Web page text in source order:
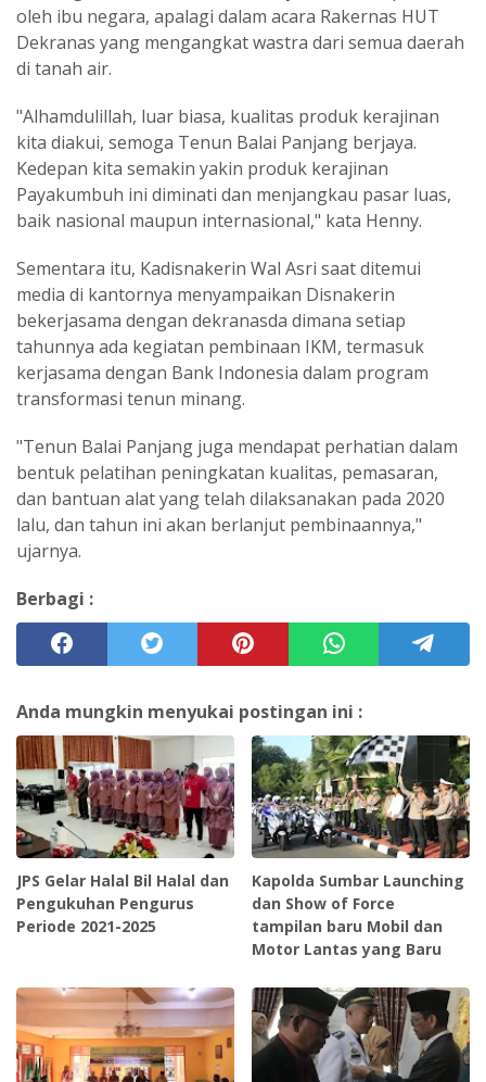
oleh ibu negara, apalagi dalam acara Rakernas HUT
Dekranas yang mengangkat wastra dari semua daerah
di tanah air.
"Alhamdulillah, luar biasa, kualitas produk kerajinan
kita diakui, semoga Tenun Balai Panjang berjaya.
Kedepan kita semakin yakin produk kerajinan
Payakumbuh ini diminati dan menjangkau pasar luas,
baik nasional maupun internasional," kata Henny.
Sementara itu, Kadisnakerin Wal Asri saat ditemui
media di kantornya menyampaikan Disnakerin
bekerjasama dengan dekranasda dimana setiap
tahunnya ada kegiatan pembinaan IKM, termasuk
kerjasama dengan Bank Indonesia dalam program
transformasi tenun minang.
"Tenun Balai Panjang juga mendapat perhatian dalam
bentuk pelatihan peningkatan kualitas, pemasaran,
dan bantuan alat yang telah dilaksanakan pada 2020
lalu, dan tahun ini akan berlanjut pembinaannya,"
ujarnya.
Berbagi :
Anda mungkin menyukai postingan ini :
JPS Gelar Halal Bil Halal dan
Pengukuhan Pengurus
Periode 2021-2025
Kapolda Sumbar Launching
dan Show of Force
tampilan baru Mobil dan
Motor Lantas yang Baru